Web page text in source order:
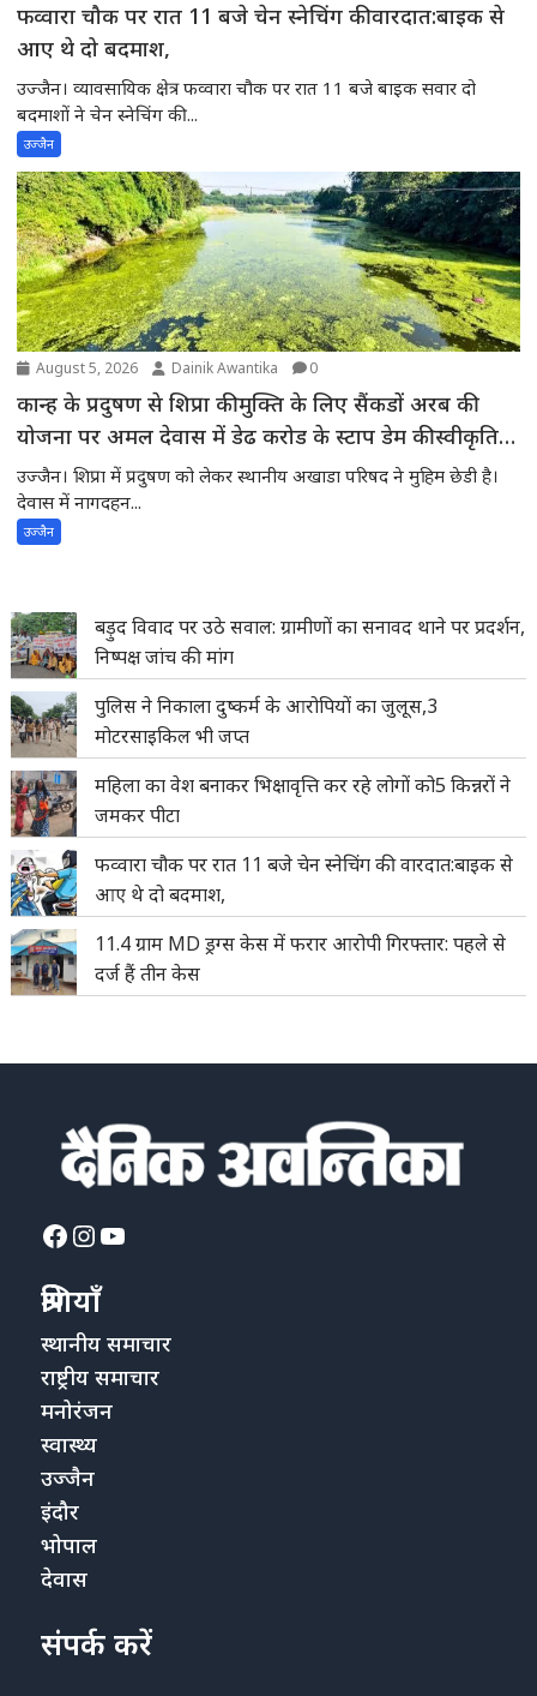
फव्वारा चौक पर रात 11 बजे चेन स्नेचिंग की वारदात:बाइक से
आए थे दो बदमाश,
उज्जैन। व्यावसायिक क्षेत्र फव्वारा चौक पर रात 11 बजे बाइक सवार दो
बदमाशों ने चेन स्नेचिंग की...
उज्जैन
August 5, 2026 Dainik Awantika 0
कान्ह के प्रदुषण से शिप्रा की मुक्ति के लिए सैंकडों अरब की
योजना पर अमल देवास में डेढ करोड के स्टाप डेम की स्वीकृति
की अपेक्षा में शिप्रा में प्रदुषण -स्थानीय अखाडा परिषद के
अध्यक्ष ने मुख्यमंत्री से चर्चाकर पूरे मामले से अवगत करवाया
उज्जैन। शिप्रा में प्रदुषण को लेकर स्थानीय अखाडा परिषद ने मुहिम छेडी है।
देवास में नागदहन...
उज्जैन
बड़ुद विवाद पर उठे सवाल: ग्रामीणों का सनावद थाने पर प्रदर्शन,
निष्पक्ष जांच की मांग
पुलिस ने निकाला दुष्कर्म के आरोपियों का जुलूस,3
मोटरसाइकिल भी जप्त
महिला का वेश बनाकर भिक्षावृत्ति कर रहे लोगों को5 किन्नरों ने
जमकर पीटा
फव्वारा चौक पर रात 11 बजे चेन स्नेचिंग की वारदात:बाइक से
आए थे दो बदमाश,
11.4 ग्राम MD ड्रग्स केस में फरार आरोपी गिरफ्तार: पहले से
दर्ज हैं तीन केस
Facebook
Instagram
YouTube
श्रेणियाँ
स्थानीय समाचार
राष्ट्रीय समाचार
मनोरंजन
स्वास्थ्य
उज्जैन
इंदौर
भोपाल
देवास
संपर्क करें